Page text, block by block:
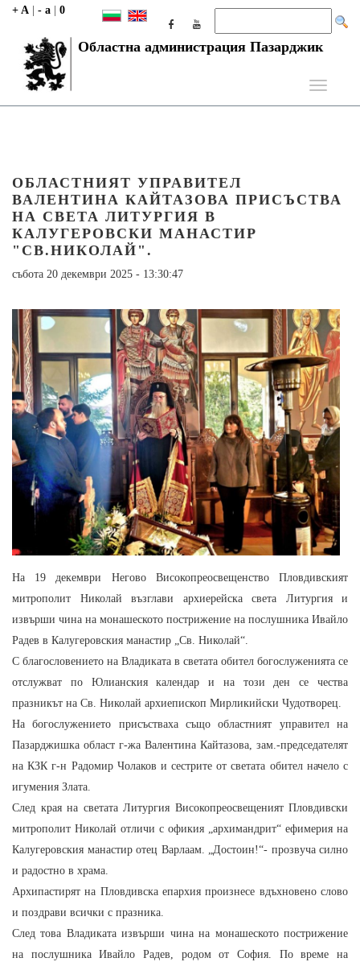
+ A - a 0
Областна администрация Пазарджик
Toggle
ОБЛАСТНИЯТ УПРАВИТЕЛ
ВАЛЕНТИНА КАЙТАЗОВА ПРИСЪСТВА
НА СВЕТА ЛИТУРГИЯ В
КАЛУГЕРОВСКИ МАНАСТИР
"СВ.НИКОЛАЙ".
събота 20 декември 2025 - 13:30:47
На 19 декември Негово Високопреосвещенство Пловдивският
митрополит Николай възглави архиерейска света Литургия и
извърши чина на монашеското пострижение на послушника Ивайло
Радев в Калугеровския манастир „Св. Николай“.
С благословението на Владиката в светата обител богослуженията се
отслужват по Юлианския календар и на този ден се чества
празникът на Св. Николай архиепископ Мирликийски Чудотворец.
На богослужението присъстваха също областният управител на
Пазарджишка област г-жа Валентина Кайтазова, зам.-председателят
на КЗК г-н Радомир Чолаков и сестрите от светата обител начело с
игумения Злата.
След края на светата Литургия Високопреосвещеният Пловдивски
митрополит Николай отличи с офикия „архимандрит“ ефимерия на
Калугеровския манастир отец Варлаам. „Достоин!“- прозвуча силно
и радостно в храма.
Архипастирят на Пловдивска епархия произнесе вдъхновено слово
и поздрави всички с празника.
След това Владиката извърши чина на монашеското пострижение
на послушника Ивайло Радев, родом от София. По време на